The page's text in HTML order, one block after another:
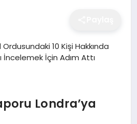
Londra’ya